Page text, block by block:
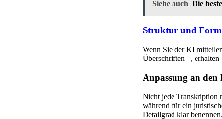
Siehe auch Die
Struktur und
Wenn Sie der KI
Überschriften –, erhalten
Anpassung an den
Nicht jede Transkription
während für ein
Detailgrad klar benennen.